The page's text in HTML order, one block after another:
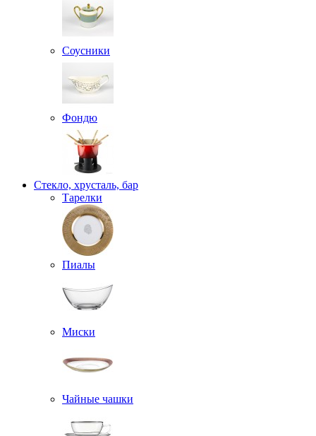
Соусники
Фондю
Стекло, хрусталь, бар
Тарелки
Пиалы
Миски
Чайные чашки